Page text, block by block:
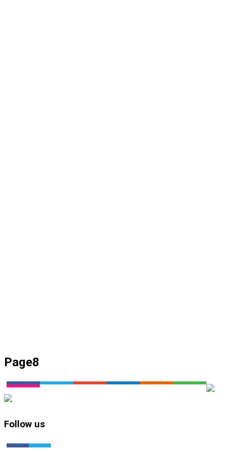
Page8
Follow us